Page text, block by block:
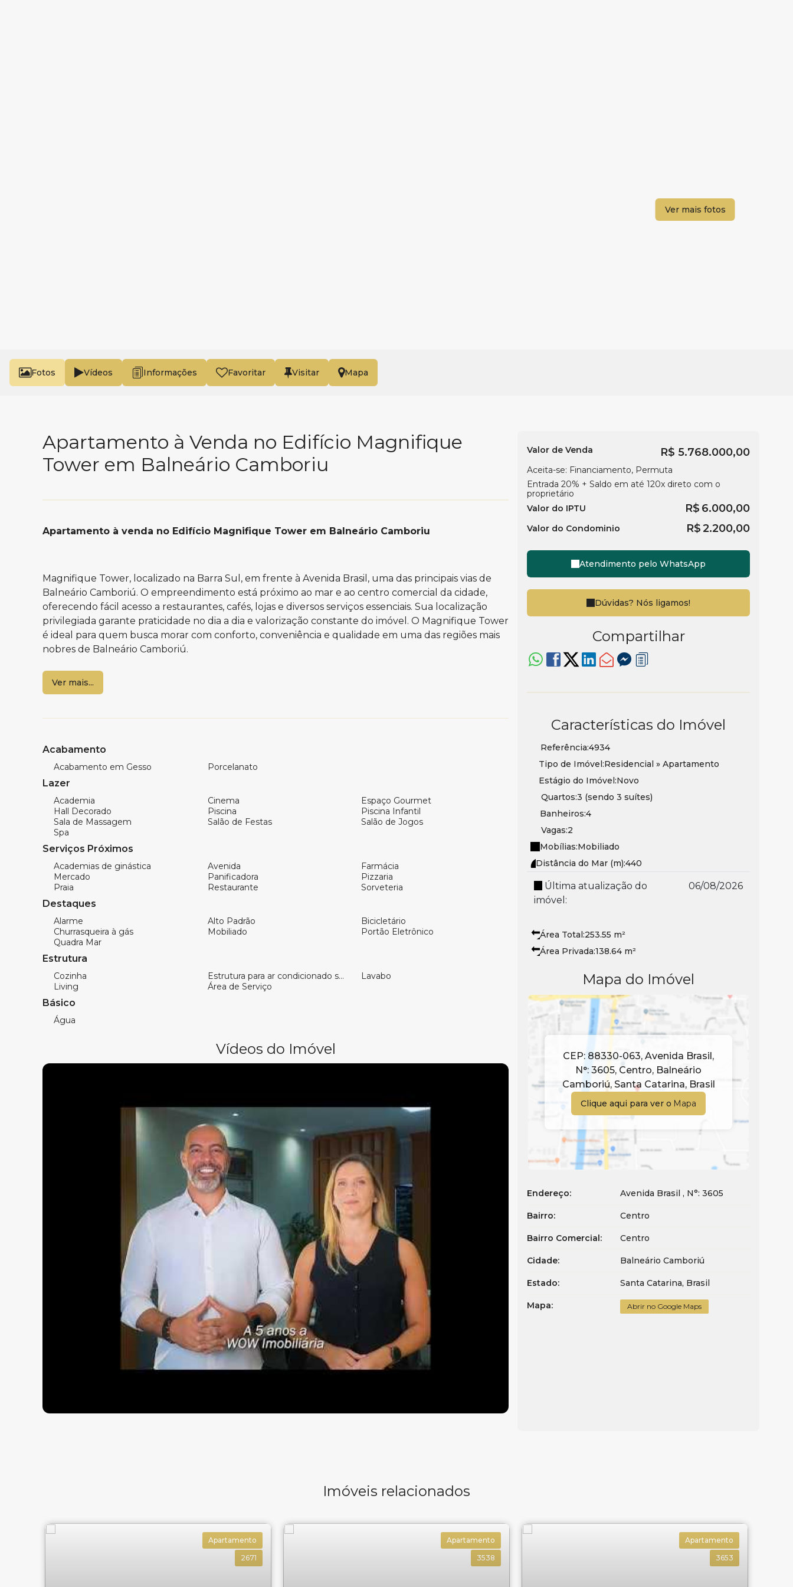
Fotos Vídeos Favoritar Mapa
Apartamento à Venda no Edifício Magnifique
Tower em Balneário Camboriu
Apartamento à venda no Edifício Magnifique Tower em Balneário Camboriu
Magnifique Tower, localizado na Barra Sul, em frente à Avenida Brasil, uma das principais vias de
Balneário Camboriú. O empreendimento está próximo ao mar e ao centro comercial da cidade,
oferecendo fácil acesso a restaurantes, cafés, lojas e diversos serviços essenciais. Sua localização
privilegiada garante praticidade no dia a dia e valorização constante do imóvel. O Magnifique Tower
é ideal para quem busca morar com conforto, conveniência e qualidade em uma das regiões mais
nobres de Balneário Camboriú.
Características do apartamento:
Sacada Integrada com churrasqueira a gás
Cozinha
Área de Serviço
Lavabo
02 Vagas de Garagem
Características do Empreendimento:
Lazer:
Piscina
Salão de Festas
Brinquedoteca
Sala de Jogos
Playground
Cinema
Espaço Fitness
Spa com Sala de Descanso
Sauna Úmida
Sala Massagem
Ver mais...
Acabamento
Acabamento em Gesso Porcelanato
Lazer
Academia Cinema
Espaço Gourmet
Hall Decorado
Piscina
Piscina Infantil
Sala de Massagem
Salão de Festas
Salão de Jogos
Spa
Serviços Próximos
Academias de ginástica Avenida
Farmácia
Mercado
Panificadora
Pizzaria
Praia
Restaurante Sorveteria
Destaques
Alarme Alto Padrão
Bicicletário
Churrasqueira à gás
Mobiliado
Portão Eletrônico
Quadra Mar
Estrutura
Cozinha Estrutura para ar condicionado split
Lavabo
Living
Área de Serviço
Básico
Água
Vídeos do Imóvel
R$ 5.768.000,00
Valor de Venda
Aceita-se: Financiamento, Permuta
Entrada 20% + Saldo em até 120x direto com o
proprietário
Valor do IPTU
R$ 6.000,00
Valor do Condominio R$ 2.200,00
Atendimento pelo WhatsApp
Dúvidas? Nós ligamos!
Compartilhar
Características do Imóvel
Referência:4934
Tipo de Imóvel:Residencial » Apartamento
Estágio do Imóvel:Novo
Quartos:3 (sendo 3 suítes)
Banheiros:4
Vagas:2
Mobílias:Mobiliado
Distância do Mar (m):440
Última atualização do
imóvel:
06/08/2026
Área Total:253.55 m²
Área Privada:138.64 m²
Mapa do Imóvel
CEP: 88330-063, Avenida Brasil,
N°: 3605, Centro, Balneário
Camboriú, Santa Catarina, Brasil
Clique aqui para ver o Mapa
Endereço: Avenida Brasil , N°: 3605
Bairro: Centro
Bairro Comercial: Centro
Cidade: Balneário Camboriú
Estado: Santa Catarina, Brasil
Mapa: Abrir no Google Maps
Imóveis relacionados
Apartamento
2671
Apartamento
3538
Apartamento
3653